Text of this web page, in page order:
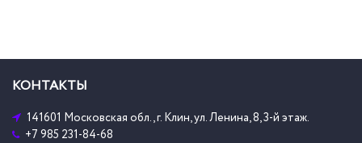
КОНТАКТЫ
141601 Московская обл., г. Клин, ул. Ленина, 8, 3-й этаж.
+7 985 231-84-68